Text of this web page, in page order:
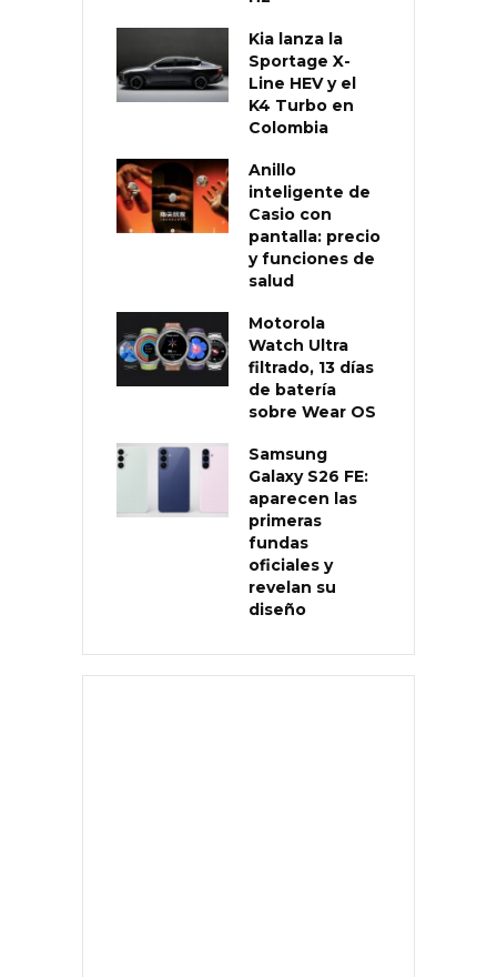
Kia lanza la
Sportage X-
Line HEV y el
K4 Turbo en
Colombia
Anillo
inteligente de
Casio con
pantalla: precio
y funciones de
salud
Motorola
Watch Ultra
filtrado, 13 días
de batería
sobre Wear OS
Samsung
Galaxy S26 FE:
aparecen las
primeras
fundas
oficiales y
revelan su
diseño